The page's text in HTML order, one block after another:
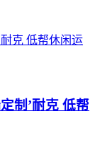
制’耐克 低帮